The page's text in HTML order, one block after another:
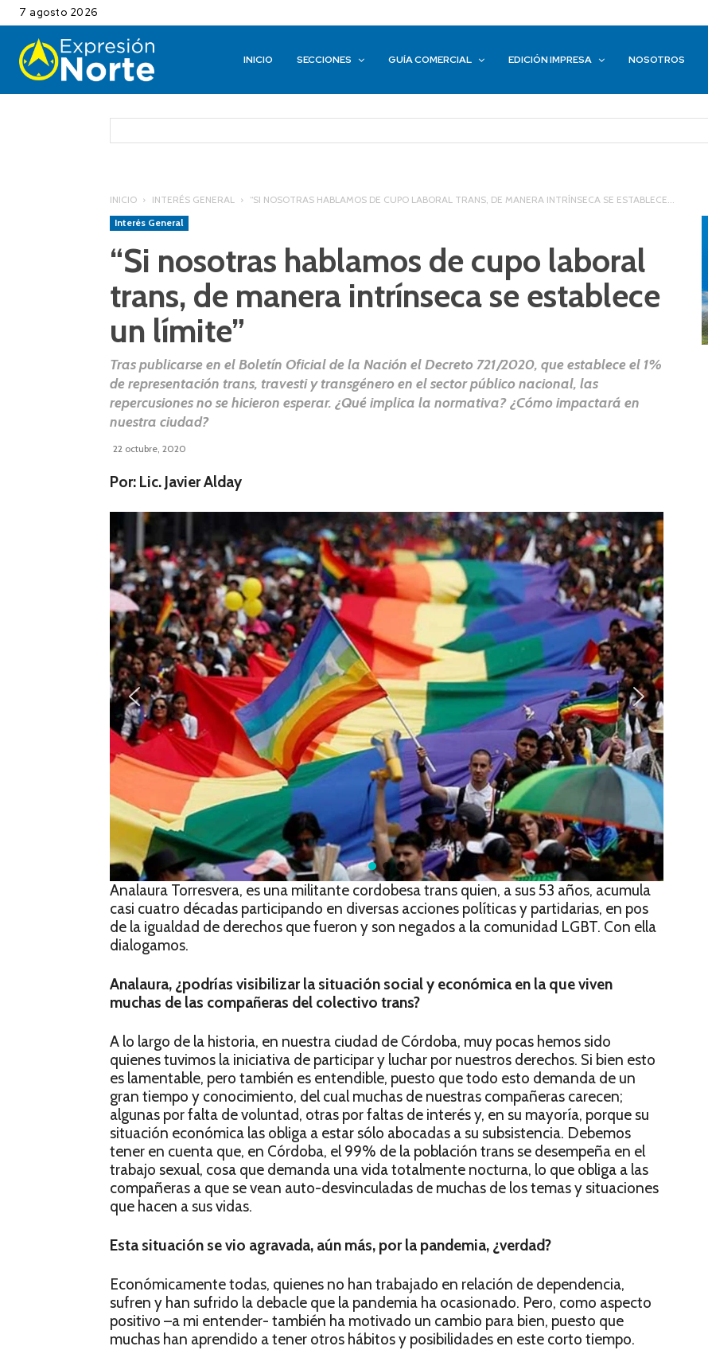
7 agosto 2026
INICIO SECCIONES GUÍA COMERCIAL EDICIÓN IMPRESA NOSOTROS
INICIO INTERÉS GENERAL
“SI NOSOTRAS HABLAMOS DE CUPO LABORAL TRANS, DE MANERA INTRÍNSECA SE ESTABLECE...
Interés General
“Si nosotras hablamos de cupo laboral
trans, de manera intrínseca se establece
un límite”
Tras publicarse en el Boletín Oficial de la Nación el Decreto 721/2020, que establece el 1%
de representación trans, travesti y transgénero en el sector público nacional, las
repercusiones no se hicieron esperar. ¿Qué implica la normativa? ¿Cómo impactará en
nuestra ciudad?
22 octubre, 2020
Por: Lic. Javier Alday
Analaura Torresvera, es una militante cordobesa trans quien, a sus 53 años, acumula
casi cuatro décadas participando en diversas acciones políticas y partidarias, en pos
de la igualdad de derechos que fueron y son negados a la comunidad LGBT. Con ella
dialogamos.
Analaura, ¿podrías visibilizar la situación social y económica en la que viven
muchas de las compañeras del colectivo trans?
A lo largo de la historia, en nuestra ciudad de Córdoba, muy pocas hemos sido
quienes tuvimos la iniciativa de participar y luchar por nuestros derechos. Si bien esto
es lamentable, pero también es entendible, puesto que todo esto demanda de un
gran tiempo y conocimiento, del cual muchas de nuestras compañeras carecen;
algunas por falta de voluntad, otras por faltas de interés y, en su mayoría, porque su
situación económica las obliga a estar sólo abocadas a su subsistencia. Debemos
tener en cuenta que, en Córdoba, el 99% de la población trans se desempeña en el
trabajo sexual, cosa que demanda una vida totalmente nocturna, lo que obliga a las
compañeras a que se vean auto-desvinculadas de muchas de los temas y situaciones
que hacen a sus vidas.
Esta situación se vio agravada, aún más, por la pandemia, ¿verdad?
Económicamente todas, quienes no han trabajado en relación de dependencia,
sufren y han sufrido la debacle que la pandemia ha ocasionado. Pero, como aspecto
positivo –a mi entender- también ha motivado un cambio para bien, puesto que
muchas han aprendido a tener otros hábitos y posibilidades en este corto tiempo.